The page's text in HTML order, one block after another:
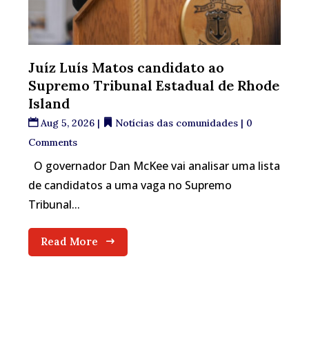
Juíz Luís Matos candidato ao
Supremo Tribunal Estadual de Rhode
Island
Aug 5, 2026 | Notícias das comunidades | 0
Comments
O governador Dan McKee vai analisar uma lista
de candidatos a uma vaga no Supremo
Tribunal...
Read More